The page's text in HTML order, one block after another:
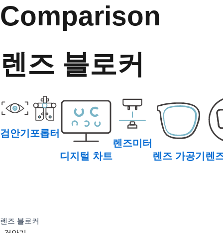
Comparison
렌즈 블로커
검안기 포롭터
디지털 차트
렌즈미터
렌즈 가공기 렌
렌즈 블로커